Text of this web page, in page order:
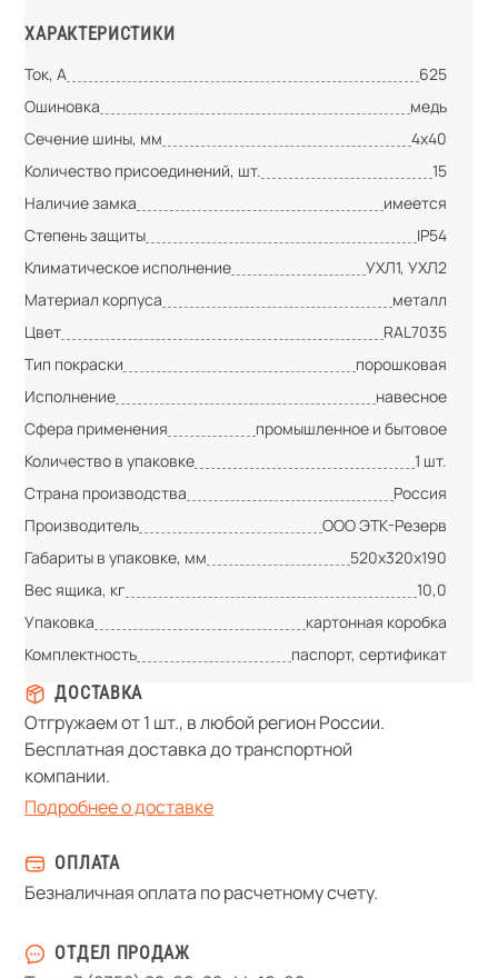
ХАРАКТЕРИСТИКИ
Ток, А
625
Ошиновка
медь
Сечение шины, мм
4х40
Количество присоединений, шт.
15
Наличие замка
имеется
Степень защиты
IP54
Климатическое исполнение
УХЛ1, УХЛ2
Материал корпуса
металл
Цвет
RAL7035
Тип покраски
порошковая
Исполнение
навесное
Сфера применения
промышленное и бытовое
Количество в упаковке
1 шт.
Страна производства
Россия
Производитель
ООО ЭТК-Резерв
Габариты в упаковке, мм
520х320х190
Вес ящика, кг
10,0
Упаковка
картонная коробка
Комплектность
паспорт, сертификат
ДОСТАВКА
Отгружаем от 1 шт., в любой регион России.
Бесплатная доставка до транспортной
компании.
Подробнее о доставке
ОПЛАТА
Безналичная оплата по расчетному счету.
ОТДЕЛ ПРОДАЖ